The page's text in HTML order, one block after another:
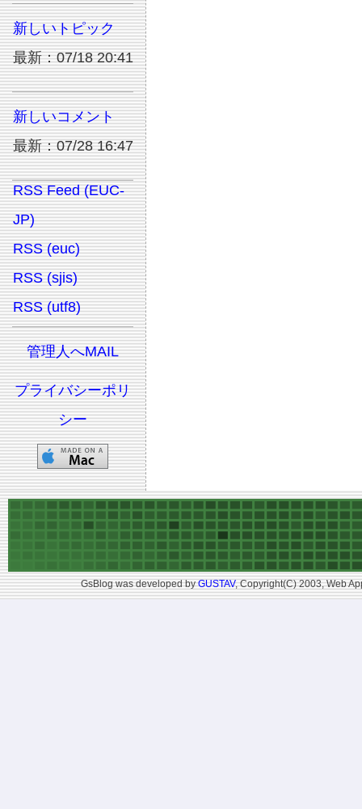
新しいトピック
最新：07/18 20:41
新しいコメント
最新：07/28 16:47
RSS Feed (EUC-
JP)
RSS (euc)
RSS (sjis)
RSS (utf8)
管理人へMAIL
プライバシーポリ
シー
GsBlog was developed byGUSTAV, Copyright(C) 2003, Web